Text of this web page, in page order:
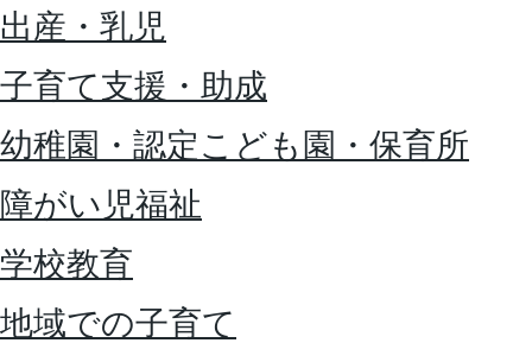
出産・乳児
子育て支援・助成
幼稚園・認定こども園・保育所
障がい児福祉
学校教育
地域での子育て